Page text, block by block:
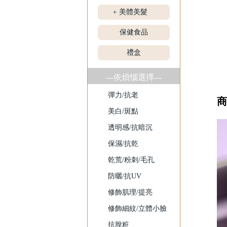
+ 美體美髮
保健食品
禮盒
---依煩惱選擇---
彈力/抗老
美白/斑點
透明感/抗暗沉
保濕/抗乾
乾荒/粉刺/毛孔
防曬/抗UV
修飾肌理/提亮
修飾細紋/立體小臉
抗脫粧